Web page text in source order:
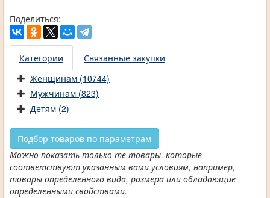
Поделиться:
Категории
Связанные закупки
Женщинам (10744)
Мужчинам (823)
Детям (2)
Подбор товаров по параметрам
Можно показать только те товары, которые
соответствуют указанным вами условиям, например,
товары определенного вида, размера или обладающие
определенными свойствами.